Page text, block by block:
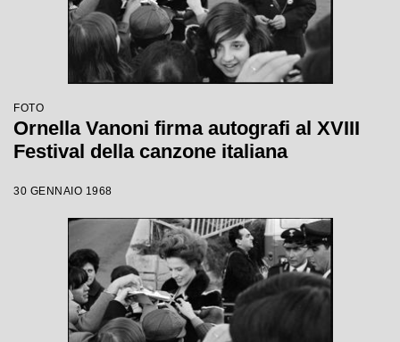
FOTO
Ornella Vanoni firma autografi al XVIII
Festival della canzone italiana
30 GENNAIO 1968